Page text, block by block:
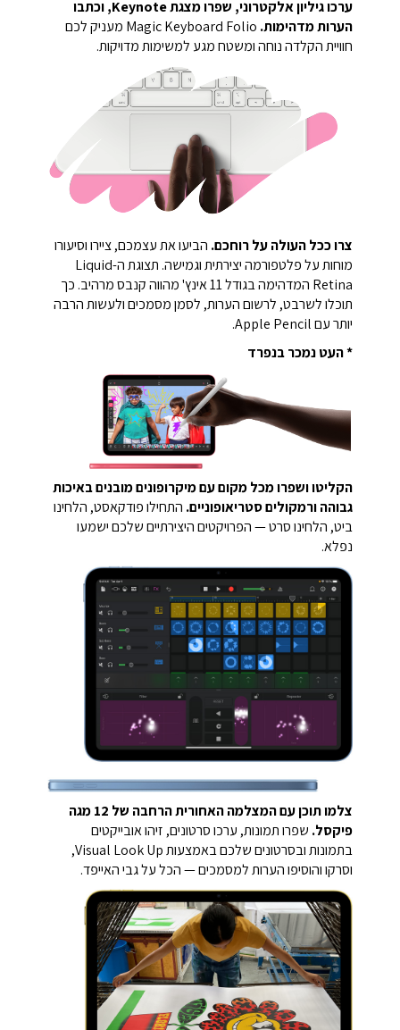
ערכו גיליון אלקטרוני, שפרו מצגת Keynote, וכתבו
הערות מדהימות.
Magic Keyboard Folio מעניק לכם
חוויית הקלדה נוחה ומשטח מגע למשימות מדויקות.
צרו ככל העולה על רוחכם. הביעו את עצמכם, ציירו וסיעורו
מוחות על פלטפורמה יצירתית וגמישה. תצוגת ה-Liquid
Retina המדהימה בגודל 11 אינץ' מהווה קנבס מרהיב. כך
תוכלו לשרבט, לרשום הערות, לסמן מסמכים ולעשות הרבה
יותר עם Apple Pencil.
* העט נמכר בנפרד
הקליטו ושפרו מכל מקום עם מיקרופונים מובנים באיכות
גבוהה ורמקולים סטריאופוניים. התחילו פודקאסט, הלחינו
ביט, הלחינו סרט — הפרויקטים היצירתיים שלכם ישמעו
נפלא.
צלמו תוכן עם המצלמה האחורית הרחבה של 12 מגה
פיקסל. שפרו תמונות, ערכו סרטונים, זיהו אובייקטים
בתמונות ובסרטונים שלכם באמצעות Visual Look Up,
וסרקו והוסיפו הערות למסמכים — הכל על גבי האייפד.